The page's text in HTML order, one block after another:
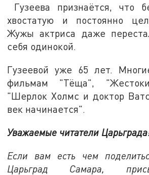
Гузеева признаётся, что
хвостатую и постоянно
Жужы актриса даже
себя одинокой.
Гузеевой уже 65 лет.
фильмам "Тёща",
"Шерлок Холмс и доктор
век начинается".
Уважаемые читатели
Если вам есть чем
Царьград Самара,